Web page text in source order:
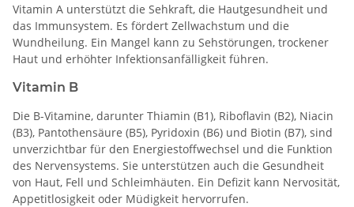
Vitamin A unterstützt die Sehkraft, die Hautgesundheit und
das Immunsystem. Es fördert Zellwachstum und die
Wundheilung. Ein Mangel kann zu Sehstörungen, trockener
Haut und erhöhter Infektionsanfälligkeit führen.
Vitamin B
Die B-Vitamine, darunter Thiamin (B1), Riboflavin (B2), Niacin
(B3), Pantothensäure (B5), Pyridoxin (B6) und Biotin (B7), sind
unverzichtbar für den Energiestoffwechsel und die Funktion
des Nervensystems. Sie unterstützen auch die Gesundheit
von Haut, Fell und Schleimhäuten. Ein Defizit kann Nervosität,
Appetitlosigkeit oder Müdigkeit hervorrufen.